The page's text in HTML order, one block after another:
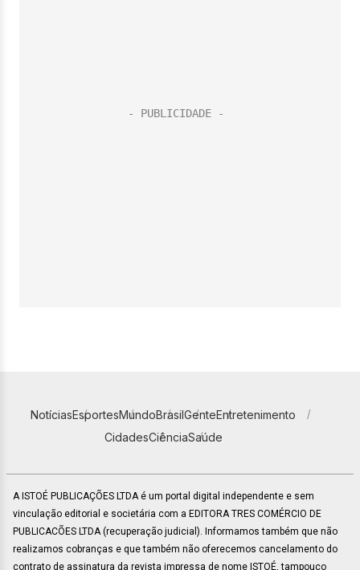
NotíciasEsportesMundoBrasilGenteEntretenimento
CidadesCiênciaSaúde
A ISTOÉ PUBLICAÇÕES LTDA é um portal digital independente e sem
vinculação editorial e societária com a EDITORA TRES COMÉRCIO DE
PUBLICACÕES LTDA (recuperação judicial). Informamos também que não
realizamos cobranças e que também não oferecemos cancelamento do
contrato de assinatura da revista impressa de nome ISTOÉ, tampouco